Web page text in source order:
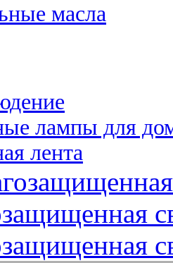
масла
лампы для
лента